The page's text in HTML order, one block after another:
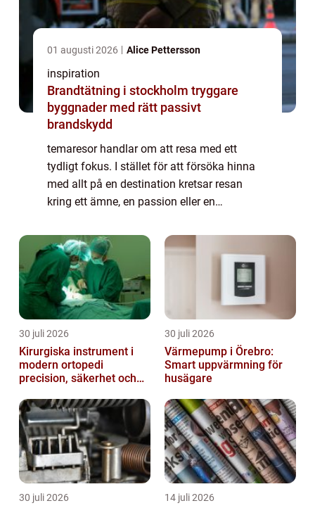
01 augusti 2026 Alice Pettersson
inspiration
Brandtätning i stockholm tryggare
byggnader med rätt passivt
brandskydd
temaresor handlar om att resa med ett
tydligt fokus. I stället för att försöka hinna
med allt på en destination kretsar resan
kring ett ämne, en passion eller en
kultur, vandring eller djurliv. Den som v...
30 juli 2026
Kirurgiska instrument i
modern ortopedi
precision, säkerhet och
30 juli 2026
Värmepump i Örebro:
Smart uppvärmning för
husägare
30 juli 2026 14 juli 2026